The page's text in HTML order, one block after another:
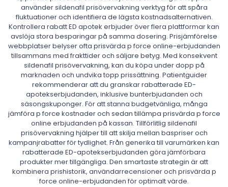
använder sildenafil prisövervakning verktyg för att spåra
fluktuationer och identifiera de lägsta kostnadsalternativen.
Kontrollera rabatt ED apotek erbjuder över flera plattformar kan
avslöja stora besparingar på samma dosering. Prisjämförelse
webbplatser belyser ofta prisvärda p force online-erbjudanden
tillsammans med frakttider och säljare betyg. Med konsekvent
sildenafil prisövervakning, kan du köpa under dopp på
marknaden och undvika topp prissättning. Patientguider
rekommenderar att du granskar rabatterade ED-
apotekserbjudanden, inklusive bunterbjudanden och
säsongskuponger. För att stanna budgetvänliga, många
jämföra p force kostnader och sedan tillämpa prisvärda p force
online erbjudanden på kassan. Tillförlitlig sildenafil
prisövervakning hjälper till att skilja mellan baspriser och
kampanjrabatter för tydlighet. Från generika till varumärken kan
rabatterade ED-apotekserbjudanden göra jämförbara
produkter mer tillgängliga. Den smartaste strategin är att
kombinera prishistorik, användarrecensioner och prisvärda p
force online-erbjudanden för optimalt värde.